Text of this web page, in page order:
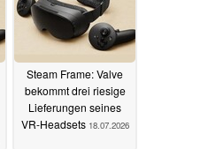
Steam Frame: Valve
bekommt drei riesige
Lieferungen seines
VR-Headsets 18.07.2026